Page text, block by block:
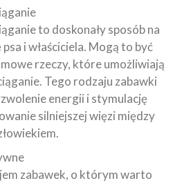
to doskonały sposób na
i właściciela. Mogą to być
rzeczy, które umożliwiają
Tego rodzaju zabawki
energii i stymulację
silniejszej więzi między
zabawek, o którym warto